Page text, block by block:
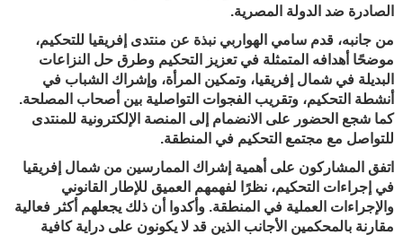
الصادرة ضد الدولة المصرية.
من جانبه، قدم سامي الهواربي نبذة عن منتدى إفريقيا للتحكيم،
موضحًا أهدافه المتمثلة في تعزيز التحكيم وطرق حل النزاعات
البديلة في شمال إفريقيا، وتمكين المرأة، وإشراك الشباب في
أنشطة التحكيم، وتقريب الفجوات التواصلية بين أصحاب المصلحة.
كما شجع الحضور على الانضمام إلى المنصة الإلكترونية للمنتدى
للتواصل مع مجتمع التحكيم في المنطقة.
اتفق المشاركون على أهمية إشراك الممارسين من شمال إفريقيا
في إجراءات التحكيم، نظرًا لفهمهم العميق للإطار القانوني
والإجراءات العملية في المنطقة. وأكدوا أن ذلك يجعلهم أكثر فعالية
مقارنة بالمحكمين الأجانب الذين قد لا يكونون على دراية كافية